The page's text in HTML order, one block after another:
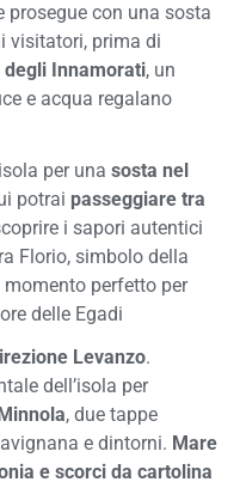
con una sosta
visitatori, prima di
degli Innamorati, un
e acqua regalano
per una sosta nel
potrai passeggiare tra
i sapori autentici
Florio, simbolo della
perfetto per
delle Egadi
Levanzo.
dell’isola per
, due tappe
e dintorni. Mare
e scorci da cartolina